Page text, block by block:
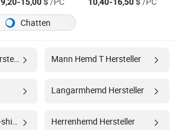
Chatten
Hemd Für Männer Hersteller Mann Hemd T Hersteller
Langarmhemd Hersteller
Maßgeschneidertes T-shirt Hersteller Herrenhemd Hersteller